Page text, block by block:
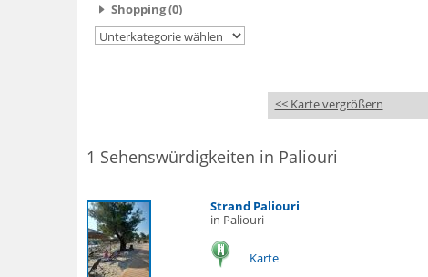
Shopping (0)
<< Karte vergrößern
1 Sehenswürdigkeiten in Paliouri
Strand Paliouri
in Paliouri
Karte